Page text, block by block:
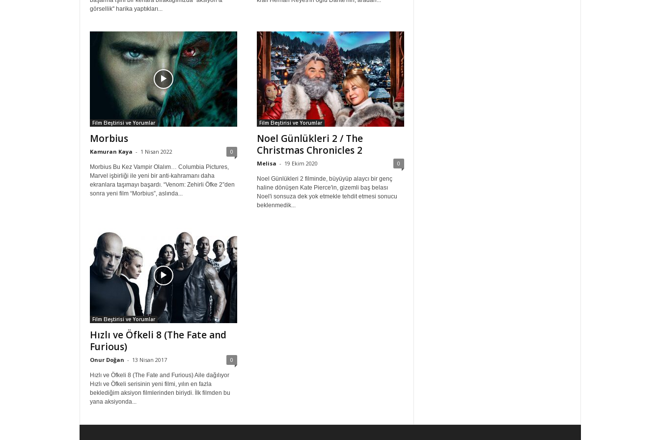
görsellik'' harika yaptıkları...
Film Eleştirisi ve Yorumlar
Morbius
Kamuran Kaya - 1 Nisan 2022 0
Morbius Bu Kez Vampir Olalım… Columbia Pictures,
Marvel işbirliği ile yeni bir anti-kahramanı daha
ekranlara taşımayı başardı. “Venom: Zehirli Öfke 2”den
sonra yeni film “Morbius”, aslında...
Film Eleştirisi ve Yorumlar
Noel Günlükleri 2 / The
Christmas Chronicles 2
Melisa - 19 Ekim 2020 0
Noel Günlükleri 2 filminde, büyüyüp alaycı bir genç
haline dönüşen Kate Pierce'in, gizemli baş belası
Noel'i sonsuza dek yok etmekle tehdit etmesi sonucu
beklenmedik...
Film Eleştirisi ve Yorumlar
Hızlı ve Öfkeli 8 (The Fate and
Furious)
Onur Doğan - 13 Nisan 2017 0
Hızlı ve Öfkeli 8 (The Fate and Furious) Aile dağılıyor
Hızlı ve Öfkeli serisinin yeni filmi, yılın en fazla
beklediğim aksiyon filmlerinden biriydi. İlk filmden bu
yana aksiyonda...